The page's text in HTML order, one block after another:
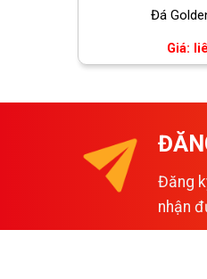
Đá
Giá:
Đăng
nhận